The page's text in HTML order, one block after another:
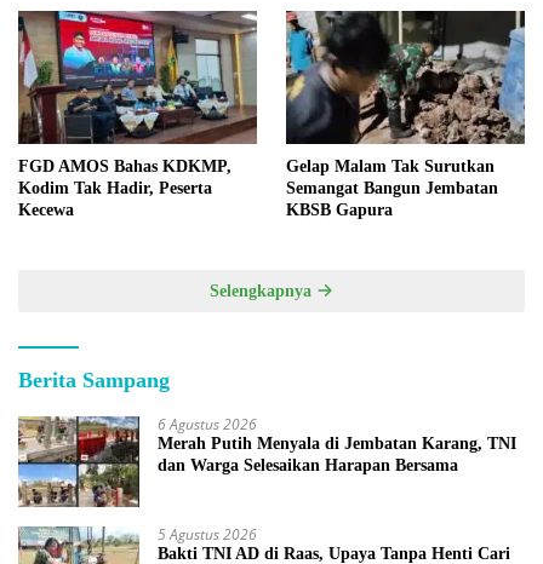
FGD AMOS Bahas KDKMP,
Kodim Tak Hadir, Peserta
Kecewa
Gelap Malam Tak Surutkan
Semangat Bangun Jembatan
KBSB Gapura
Selengkapnya
Berita Sampang
6 Agustus 2026
Merah Putih Menyala di Jembatan Karang, TNI
dan Warga Selesaikan Harapan Bersama
5 Agustus 2026
Bakti TNI AD di Raas, Upaya Tanpa Henti Cari